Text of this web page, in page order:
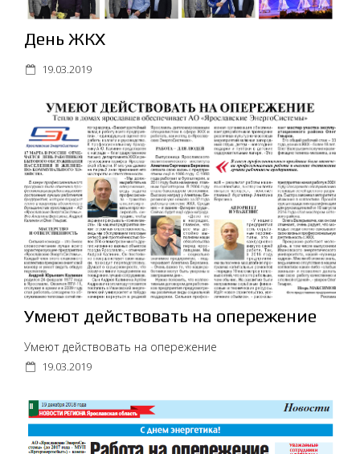
День ЖКХ
19.03.2019
Умеют действовать на опережение
Умеют действовать на опережение
19.03.2019